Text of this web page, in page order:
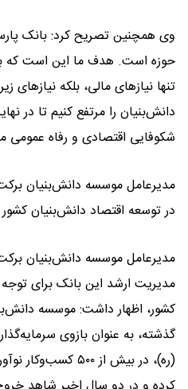
وی همچنین تصریح کرد: بانک
حوزه است. هدف ما این است که با
تنها نیازهای مالی، بلکه
دانش‌بنیان را مرتفع کنیم تا در
شکوفایی اقتصادی و رفاه عمومی
مدیرعامل موسسه دانش‌بنیان
در توسعه اقتصاد دانش‌بنیان
مدیرعامل موسسه دانش‌بنیان
مدیریت ارشد این بانک برای
کشور، اظهار داشت: موسسه
گذشته، به عنوان بازوی
(ره)، در بیش از ۵۰۰